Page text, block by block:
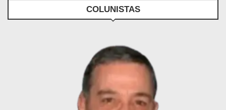
COLUNISTAS